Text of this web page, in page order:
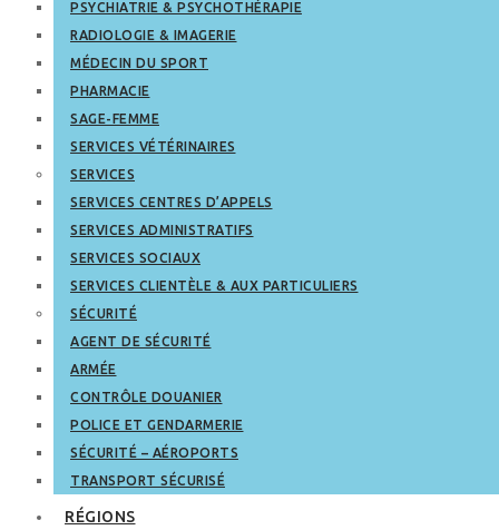
PSYCHIATRIE & PSYCHOTHÉRAPIE
RADIOLOGIE & IMAGERIE
MÉDECIN DU SPORT
PHARMACIE
SAGE-FEMME
SERVICES VÉTÉRINAIRES
SERVICES
SERVICES CENTRES D’APPELS
SERVICES ADMINISTRATIFS
SERVICES SOCIAUX
SERVICES CLIENTÈLE & AUX PARTICULIERS
SÉCURITÉ
AGENT DE SÉCURITÉ
ARMÉE
CONTRÔLE DOUANIER
POLICE ET GENDARMERIE
SÉCURITÉ – AÉROPORTS
TRANSPORT SÉCURISÉ
RÉGIONS